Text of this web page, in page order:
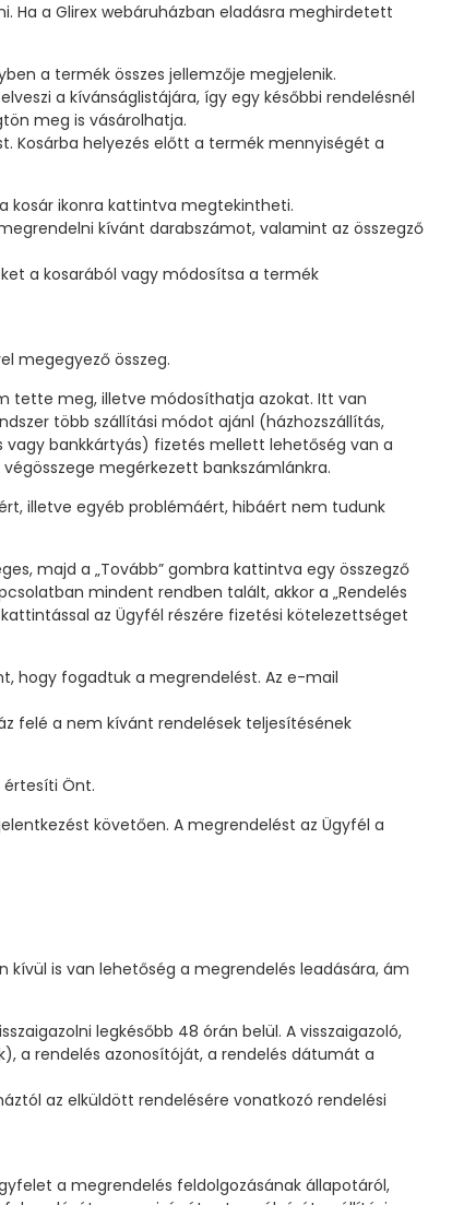
Ha a Glirex webáruházban eladásra meghirdetett
a termék összes jellemzője megjelenik.
a kívánságlistájára, így egy későbbi rendelésnél
meg is vásárolhatja.
Kosárba helyezés előtt a termék mennyiségét a
kosár ikonra kattintva megtekintheti.
kívánt darabszámot, valamint az összegző
a kosarából vagy módosítsa a termék
megegyező összeg.
tette meg, illetve módosíthatja azokat. Itt van
több szállítási módot ajánl (házhozszállítás,
bankkártyás) fizetés mellett lehetőség van a
megérkezett bankszámlánkra.
illetve egyéb problémáért, hibáért nem tudunk
majd a „Tovább” gombra kattintva egy összegző
mindent rendben talált, akkor a „Rendelés
az Ügyfél részére fizetési kötelezettséget
hogy fogadtuk a megrendelést. Az e-mail
felé a nem kívánt rendelések teljesítésének
Önt.
követően. A megrendelést az Ügyfél a
is van lehetőség a megrendelés leadására, ám
legkésőbb 48 órán belül. A visszaigazoló,
a rendelés azonosítóját, a rendelés dátumát a
az elküldött rendelésére vonatkozó rendelési
a megrendelés feldolgozásának állapotáról,